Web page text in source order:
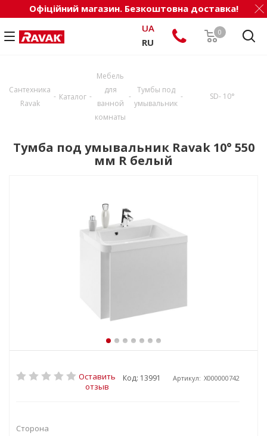
Офіційний магазин. Безкоштовна доставка!
0
UA
RU
Сантехника
Ravak
- Каталог -
Мебель
для
ванной
комнаты
-
Тумбы под
умывальник
- SD- 10°
Тумба под умывальник Ravak 10° 550
мм R белый
Оставить
отзыв
Код: 13991 Артикул: X000000742
Сторона